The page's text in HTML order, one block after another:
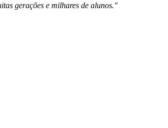
gerações e milhares de alunos."